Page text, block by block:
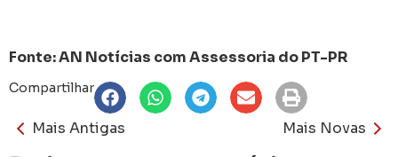
Fonte: AN Notícias com Assessoria do PT-PR
Compartilhar
Mais Antigas Mais Novas